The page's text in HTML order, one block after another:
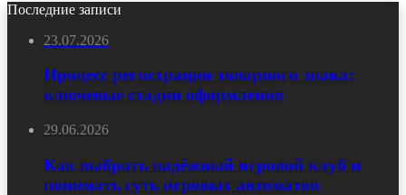
Последние записи
23.07.2026
Процесс регистрации товарного знака:
ключевые стадии оформления
29.06.2026
Как выбрать надёжный игровой клуб и
понимать суть игровых автоматов